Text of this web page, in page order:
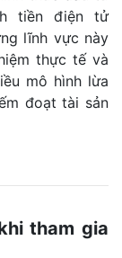
tiền điện tử
lĩnh vực này
thực tế và
mô hình lừa
đoạt tài sản
tham gia